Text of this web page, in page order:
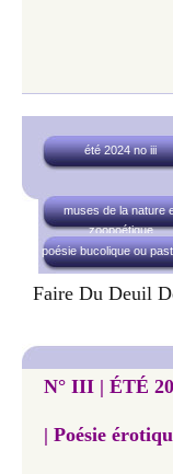
été 2024 no iii
muses de la nature
zoopoétique
poésie bucolique ou
Faire Du Deuil
N° III | ÉTÉ
| Poésie